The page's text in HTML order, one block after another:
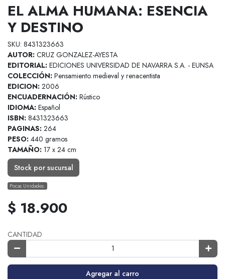
EL ALMA HUMANA: ESENCIA
Y DESTINO
SKU: 8431323663
AUTOR: CRUZ GONZALEZ-AYESTA
EDITORIAL: EDICIONES UNIVERSIDAD DE NAVARRA S.A. - EUNSA
COLECCIÓN: Pensamiento medieval y renacentista
EDICION: 2006
ENCUADERNACIÓN: Rústico
IDIOMA: Español
ISBN: 8431323663
PAGINAS: 264
PESO: 440 gramos
TAMAÑO: 17 x 24 cm
Stock por sucursal
Pocas Unidades.
$ 18.900
CANTIDAD
Agregar al carro